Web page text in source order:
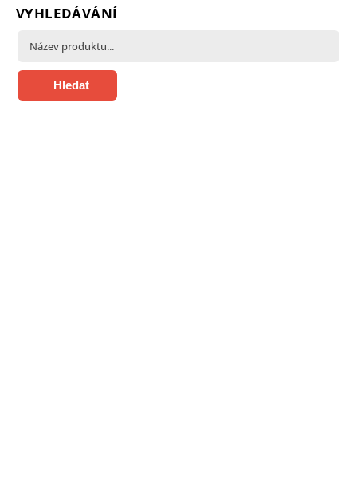
VYHLEDÁVÁNÍ
Hledat